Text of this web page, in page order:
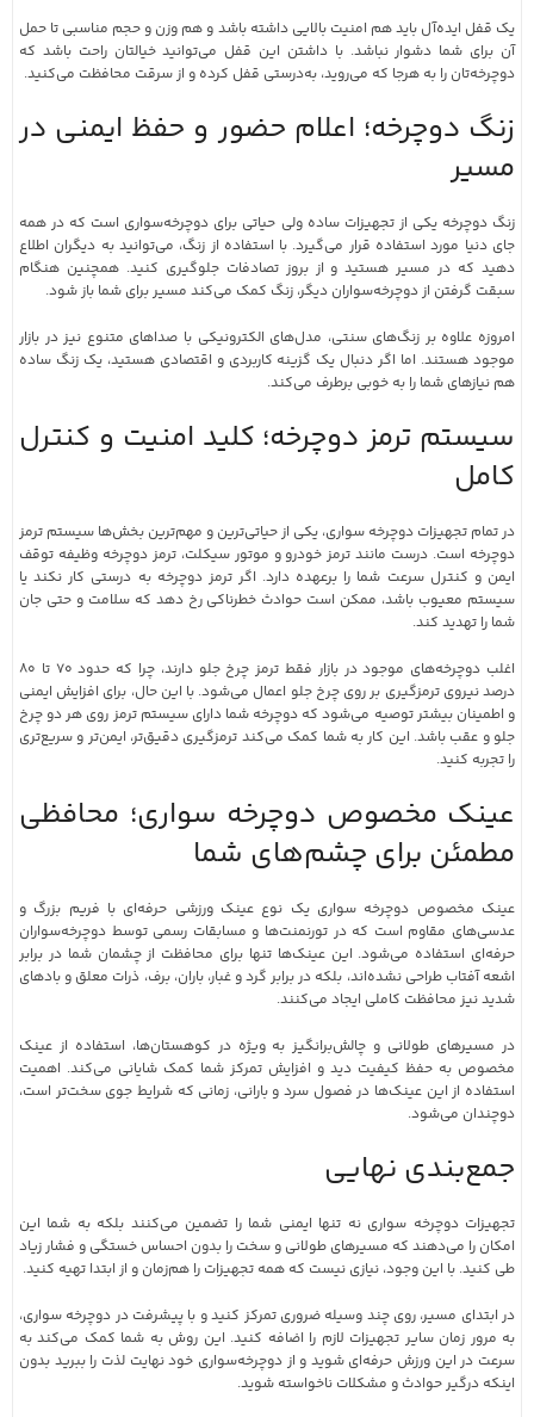
یک قفل ایده‌آل باید هم امنیت بالایی داشته باشد و هم وزن و حجم مناسبی تا حمل
آن برای شما دشوار نباشد. با داشتن این قفل می‌توانید خیالتان راحت باشد که
دوچرخه‌تان را به هرجا که می‌روید، به‌درستی قفل کرده و از سرقت محافظت می‌کنید.
زنگ دوچرخه؛ اعلام حضور و حفظ ایمنی در
مسیر
زنگ دوچرخه یکی از تجهیزات ساده ولی حیاتی برای دوچرخه‌سواری است که در همه
جای دنیا مورد استفاده قرار می‌گیرد. با استفاده از زنگ، می‌توانید به دیگران اطلاع
دهید که در مسیر هستید و از بروز تصادفات جلوگیری کنید. همچنین هنگام
سبقت گرفتن از دوچرخه‌سواران دیگر، زنگ کمک می‌کند مسیر برای شما باز شود.
امروزه علاوه بر زنگ‌های سنتی، مدل‌های الکترونیکی با صداهای متنوع نیز در بازار
موجود هستند. اما اگر دنبال یک گزینه کاربردی و اقتصادی هستید، یک زنگ ساده
هم نیازهای شما را به خوبی برطرف می‌کند.
سیستم ترمز دوچرخه؛ کلید امنیت و کنترل
کامل
در تمام تجهیزات دوچرخه سواری، یکی از حیاتی‌ترین و مهم‌ترین بخش‌ها سیستم ترمز
دوچرخه است. درست مانند ترمز خودرو و موتور سیکلت، ترمز دوچرخه وظیفه توقف
ایمن و کنترل سرعت شما را برعهده دارد. اگر ترمز دوچرخه به درستی کار نکند یا
سیستم معیوب باشد، ممکن است حوادث خطرناکی رخ دهد که سلامت و حتی جان
شما را تهدید کند.
اغلب دوچرخه‌های موجود در بازار فقط ترمز چرخ جلو دارند، چرا که حدود ۷۰ تا ۸۰
درصد نیروی ترمزگیری بر روی چرخ جلو اعمال می‌شود. با این حال، برای افزایش ایمنی
و اطمینان بیشتر توصیه می‌شود که دوچرخه شما دارای سیستم ترمز روی هر دو چرخ
جلو و عقب باشد. این کار به شما کمک می‌کند ترمزگیری دقیق‌تر، ایمن‌تر و سریع‌تری
را تجربه کنید.
عینک مخصوص دوچرخه سواری؛ محافظی
مطمئن برای چشم‌های شما
عینک مخصوص دوچرخه سواری یک نوع عینک ورزشی حرفه‌ای با فریم بزرگ و
عدسی‌های مقاوم است که در تورنمنت‌ها و مسابقات رسمی توسط دوچرخه‌سواران
حرفه‌ای استفاده می‌شود. این عینک‌ها تنها برای محافظت از چشمان شما در برابر
اشعه آفتاب طراحی نشده‌اند، بلکه در برابر گرد و غبار، باران، برف، ذرات معلق و بادهای
شدید نیز محافظت کاملی ایجاد می‌کنند.
در مسیرهای طولانی و چالش‌برانگیز به ویژه در کوهستان‌ها، استفاده از عینک
مخصوص به حفظ کیفیت دید و افزایش تمرکز شما کمک شایانی می‌کند. اهمیت
استفاده از این عینک‌ها در فصول سرد و بارانی، زمانی که شرایط جوی سخت‌تر است،
دوچندان می‌شود.
جمع‌بندی نهایی
تجهیزات دوچرخه سواری نه تنها ایمنی شما را تضمین می‌کنند بلکه به شما این
امکان را می‌دهند که مسیرهای طولانی و سخت را بدون احساس خستگی و فشار زیاد
طی کنید. با این وجود، نیازی نیست که همه تجهیزات را هم‌زمان و از ابتدا تهیه کنید.
در ابتدای مسیر، روی چند وسیله ضروری تمرکز کنید و با پیشرفت در دوچرخه‌ سواری،
به مرور زمان سایر تجهیزات لازم را اضافه کنید. این روش به شما کمک می‌کند به
سرعت در این ورزش حرفه‌ای شوید و از دوچرخه‌سواری خود نهایت لذت را ببرید بدون
اینکه درگیر حوادث و مشکلات ناخواسته شوید.